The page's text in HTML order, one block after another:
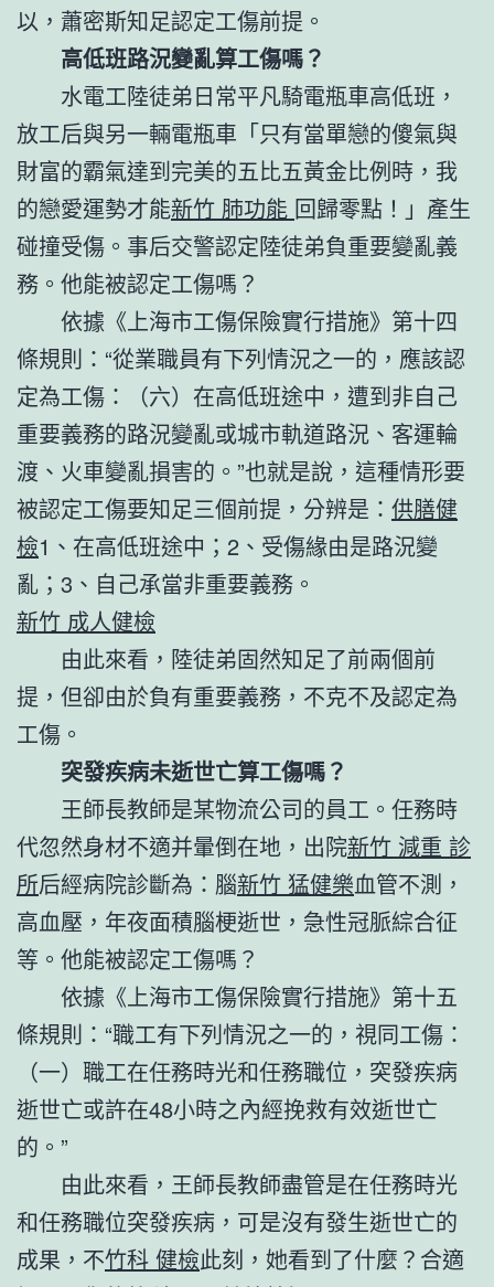
以，蕭密斯知足認定工傷前提。
高低班路況變亂算工傷嗎？
水電工陸徒弟日常平凡騎電瓶車高低班，
放工后與另一輛電瓶車「只有當單戀的傻氣與
財富的霸氣達到完美的五比五黃金比例時，我
的戀愛運勢才能新竹 肺功能 回歸零點！」產生
碰撞受傷。事后交警認定陸徒弟負重要變亂義
務。他能被認定工傷嗎？
依據《上海市工傷保險實行措施》第十四
條規則：“從業職員有下列情況之一的，應該認
定為工傷：（六）在高低班途中，遭到非自己
重要義務的路況變亂或城市軌道路況、客運輪
渡、火車變亂損害的。”也就是說，這種情形要
被認定工傷要知足三個前提，分辨是： 供膳健
檢1、在高低班途中；2、受傷緣由是路況變
亂；3、自己承當非重要義務。
新竹 成人健檢
由此來看，陸徒弟固然知足了前兩個前
提，但卻由於負有重要義務，不克不及認定為
工傷。
突發疾病未逝世亡算工傷嗎？
王師長教師是某物流公司的員工。任務時
代忽然身材不適并暈倒在地，出院新竹 減重 診
所后經病院診斷為：腦新竹 猛健樂血管不測，
高血壓，年夜面積腦梗逝世，急性冠脈綜合征
等。他能被認定工傷嗎？
依據《上海市工傷保險實行措施》第十五
條規則：“職工有下列情況之一的，視同工傷：
（一）職工在任務時光和任務職位，突發疾病
逝世亡或許在48小時之內經挽救有效逝世亡
的。”
由此來看，王師長教師盡管是在任務時光
和任務職位突發疾病，可是沒有發生逝世亡的
成果，不竹科 健檢此刻，她看到了什麼？合適